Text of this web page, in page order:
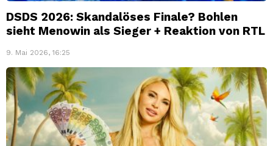
DSDS 2026: Skandalöses Finale? Bohlen
sieht Menowin als Sieger + Reaktion von RTL
9. Mai 2026, 16:25